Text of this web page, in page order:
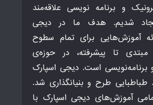
و برنامه نویسی علاقه‌مند
شدیم. هدف ما در دیجی
آموزش‌هایی برای تمام سطوح
مبتدی تا پیشرفته، در حوزه‌ی
برنامه‌نویسی است. دیجی اسپارک
طباطبایی طرح و بنیانگذاری شد.
آموزش‌های دیجی اسپارک با